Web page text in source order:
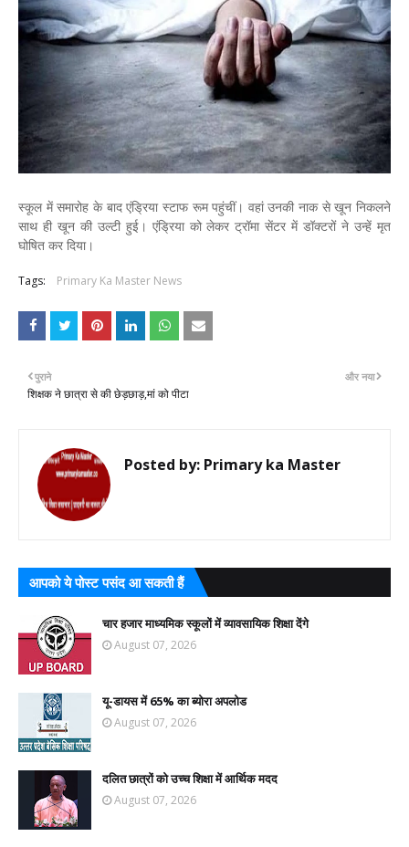
स्कूल में समारोह के बाद एंड्रिया स्टाफ रूम पहुंचीं। वहां उनकी नाक से खून निकलने
साथ ही खून की उल्टी हुई। एंड्रिया को लेकर ट्रॉमा सेंटर में डॉक्टरों ने उन्हें मृत
घोषित कर दिया।
Tags: Primary Ka Master News
और नया
पुराने
शिक्षक ने छात्रा से की छेड़छाड़,मां को पीटा
Posted by: Primary ka Master
आपको ये पोस्ट पसंद आ सकती हैं
चार हजार माध्यमिक स्कूलों में व्यावसायिक शिक्षा देंगे
August 07, 2026
यू-डायस में 65% का ब्योरा अपलोड
August 07, 2026
दलित छात्रों को उच्च शिक्षा में आर्थिक मदद
August 07, 2026